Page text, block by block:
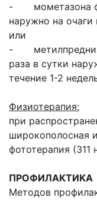
- мометазона
наружно на очаги
или
-
раза в сутки
течение 1-2
Физиотерапия:
при
широкополосная
фототерапия (311
ПРОФИЛАКТИКА
Методов